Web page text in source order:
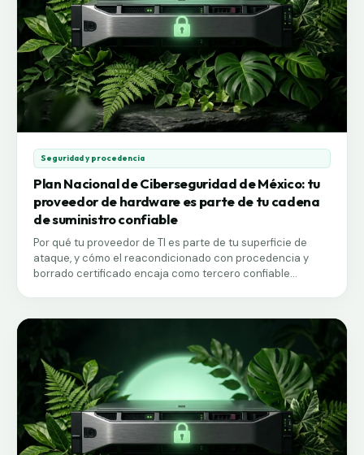
cualquier norma.
Seguridad y procedencia
Plan Nacional de Ciberseguridad de México: tu
proveedor de hardware es parte de tu cadena
de suministro confiable
Por qué tu proveedor de TI es parte de tu superficie de
ataque, y cómo el reacondicionado con procedencia y
borrado certificado encaja como tercero confiable...